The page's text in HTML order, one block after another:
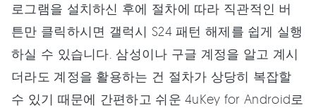
로그램을 설치하신 후에 절차에 따라 직관적인 버
튼만 클릭하시면 갤럭시 S24 패턴 해제를 쉽게 실행
하실 수 있습니다. 삼성이나 구글 계정을 알고 계시
더라도 계정을 활용하는 건 절차가 상당히 복잡할
수 있기 때문에 간편하고 쉬운 4uKey for Android로